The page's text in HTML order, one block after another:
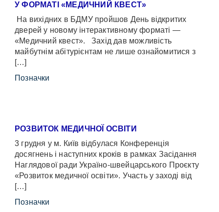
У ФОРМАТІ «МЕДИЧНИЙ КВЕСТ»
На вихідних в БДМУ пройшов День відкритих
дверей у новому інтерактивному форматі —
«Медичний квест». Захід дав можливість
майбутнім абітурієнтам не лише ознайомитися з
[…]
Позначки
РОЗВИТОК МЕДИЧНОЇ ОСВІТИ
3 грудня у м. Київ відбулася Конференція
досягнень і наступних кроків в рамках Засідання
Наглядової ради Україно-швейцарського Проєкту
«Розвиток медичної освіти». Участь у заході від
[…]
Позначки